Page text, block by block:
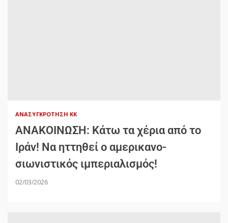
ΑΝΑΣΥΓΚΡΌΤΗΣΗ ΚΚ
ΑΝΑΚΟΙΝΩΣΗ: Κάτω τα χέρια από το
Ιράν! Να ηττηθεί ο αμερικανο-
σιωνιστικός ιμπεριαλισμός!
02/03/2026